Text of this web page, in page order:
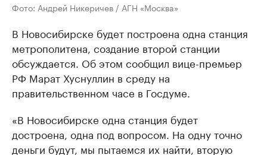
Фото: Андрей Никеричев / АГН «Москва»
В Новосибирске будет построена одна станция
метрополитена, создание второй станции
обсуждается. Об этом сообщил вице-премьер
РФ Марат Хуснуллин в среду на
правительственном часе в Госдуме.
«В Новосибирске одна станция будет
достроена, одна под вопросом. На одну точно
деньги будут, мы пытаемся их найти, вторую